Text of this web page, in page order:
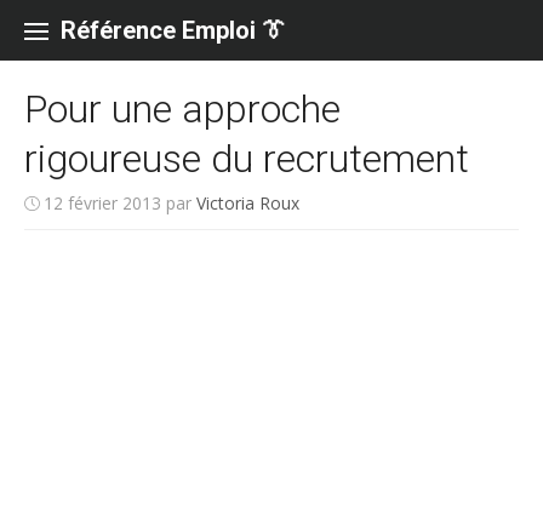
content
Référence Emploi 👔
Pour une approche
rigoureuse du recrutement
12 février 2013 par Victoria Roux